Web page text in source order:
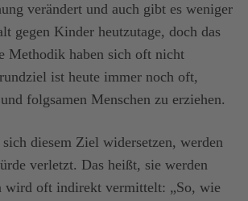
verändert und auch gibt es weniger
gegen Kinder heutzutage, doch das
Methodik haben sich oft nicht
ist heute immer noch oft,
folgsamen Menschen zu erziehen.
diesem Ziel widersetzen, werden
verletzt. Das heißt, sie werden
wird oft indirekt vermittelt: „So, wie